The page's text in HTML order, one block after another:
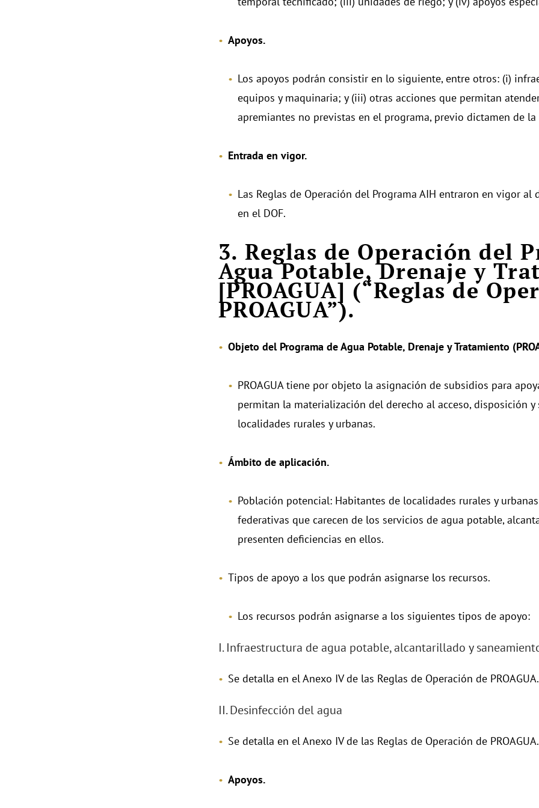
Apoyos.
Los apoyos podrán consistir en lo siguiente, entre otros: (i)
equipos y maquinaria; y (iii) otras acciones que permitan
apremiantes no previstas en el programa, previo dictamen de
Entrada en vigor.
Las Reglas de Operación del Programa AIH entraron en vigor
en el DOF.
3. Reglas de Operación del
Agua Potable, Drenaje y
[PROAGUA] (“Reglas de
PROAGUA”).
Objeto del Programa de Agua Potable, Drenaje y Tratamiento
PROAGUA tiene por objeto la asignación de subsidios para
permitan la materialización del derecho al acceso, disposición
localidades rurales y urbanas.
Ámbito de aplicación.
Población potencial: Habitantes de localidades rurales y
federativas que carecen de los servicios de agua potable,
presenten deficiencias en ellos.
Tipos de apoyo a los que podrán asignarse los recursos.
Los recursos podrán asignarse a los siguientes tipos de apoyo:
I. Infraestructura de agua potable, alcantarillado y
Se detalla en el Anexo IV de las Reglas de Operación de PROAGUA.
II. Desinfección del agua
Se detalla en el Anexo IV de las Reglas de Operación de PROAGUA.
Apoyos.